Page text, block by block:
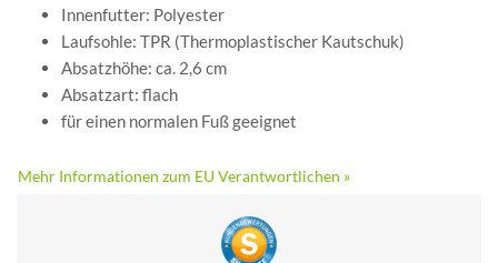
Innenfutter: Polyester
Laufsohle: TPR (Thermoplastischer Kautschuk)
Absatzhöhe: ca. 2,6 cm
Absatzart: flach
für einen normalen Fuß geeignet
Mehr Informationen zum EU Verantwortlichen »